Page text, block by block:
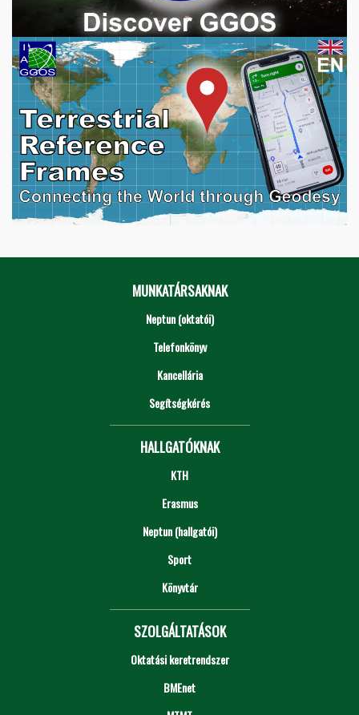
MUNKATÁRSAKNAK
Neptun (oktatói)
Telefonkönyv
Kancellária
Segítségkérés
HALLGATÓKNAK
KTH
Erasmus
Neptun (hallgatói)
Sport
Könyvtár
SZOLGÁLTATÁSOK
Oktatási keretrendszer
BMEnet